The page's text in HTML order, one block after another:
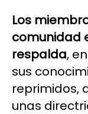
Los
comunidad
respalda,
sus
reprimidos,
unas